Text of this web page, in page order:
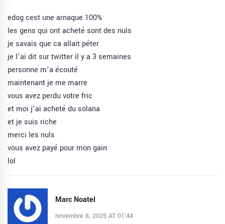
edog cest une arnaque 100%
les gens qui ont acheté sont des nuls
je savais que ca allait péter
je l’ai dit sur twitter il y a 3 semaines
personne m’a écouté
maintenant je me marre
vous avez perdu votre fric
et moi j’ai acheté du solana
et je suis riche
merci les nuls
vous avez payé pour mon gain
lol
Marc Noatel
novembre 8, 2025 AT 01:44